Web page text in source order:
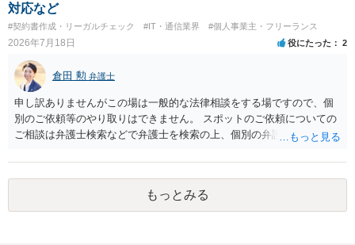
対応など
#契約書作成・リーガルチェック #IT・通信業界 #個人事業主・フリーランス
2026年7月18日 役にたった 2
倉田 勲 弁護士
申し訳ありませんがこの場は一般的な法律相談をする場ですので、個
別のご依頼等のやり取りはできません。 スポットのご依頼についての
ご相談は弁護士検索などで弁護士を検索の上、個別の弁護士にご連絡
もっとみる